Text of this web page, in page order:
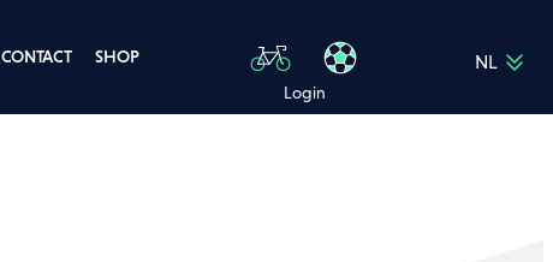
CONTACT
SHOP
Login
NL
EN